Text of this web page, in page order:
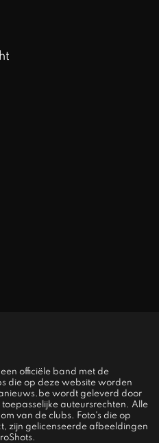
officiële band met de
die op deze website worden
wordt geleverd door
auteursrechten. Alle
van de clubs. Foto's die op
zijn gelicenseerde afbeeldingen